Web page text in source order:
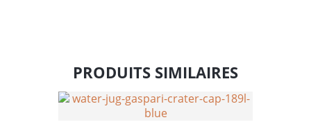
PRODUITS SIMILAIRES